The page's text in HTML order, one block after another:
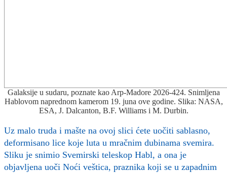
Galaksije u sudaru, poznate kao Arp-Madore 2026-424. Snimljena
Hablovom naprednom kamerom 19. juna ove godine. Slika: NASA,
ESA, J. Dalcanton, B.F. Williams i M. Durbin.
Uz malo truda i mašte na ovoj slici ćete uočiti sablasno,
deformisano lice koje luta u mračnim dubinama svemira.
Sliku je snimio Svemirski teleskop Habl, a ona je
objavljena uoči Noći veštica, praznika koji se u zapadnim